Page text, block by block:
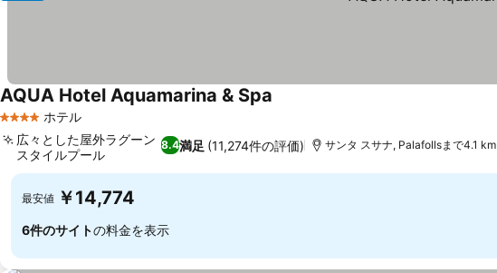
4 ホテルのランク
ホテル
AQUA Hotel Aquamarina & Spa
8.4満足 (11,274件の評価)
広々とした屋外ラグーン
スタイルプール
サンタ スサナ, Palafollsまで4.1 km
最安値 ￥14,774
6件のサイトの料金を表示